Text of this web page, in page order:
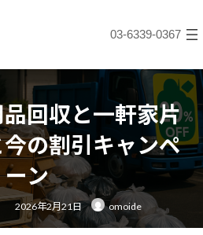
03-6339-0367
回収と一軒家片
の割引キャンペ
ーン
最
終
更
新
2026年2月21日 omoide